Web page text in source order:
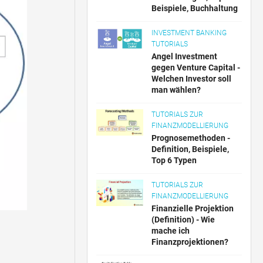
Beispiele, Buchhaltung
INVESTMENT BANKING
TUTORIALS
Angel Investment
gegen Venture Capital -
Welchen Investor soll
man wählen?
TUTORIALS ZUR
FINANZMODELLIERUNG
Prognosemethoden -
Definition, Beispiele,
Top 6 Typen
TUTORIALS ZUR
FINANZMODELLIERUNG
Finanzielle Projektion
(Definition) - Wie
mache ich
Finanzprojektionen?